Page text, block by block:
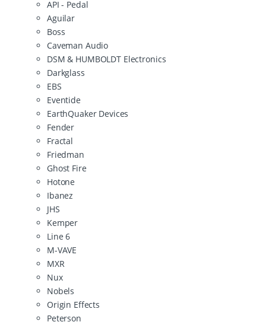
API - Pedal
Aguilar
Boss
Caveman Audio
DSM & HUMBOLDT Electronics
Darkglass
EBS
Eventide
EarthQuaker Devices
Fender
Fractal
Friedman
Ghost Fire
Hotone
Ibanez
JHS
Kemper
Line 6
M-VAVE
MXR
Nux
Nobels
Origin Effects
Peterson